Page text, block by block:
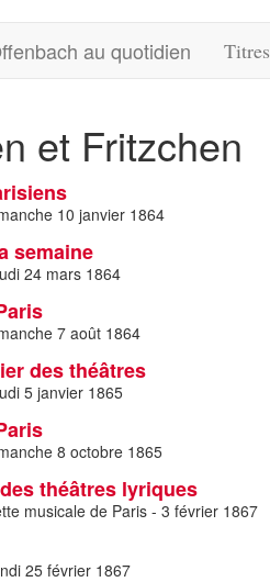
au quotidien Titres
et Fritzchen
10 janvier 1864
semaine
24 mars 1864
7 août 1864
des théâtres
5 janvier 1865
8 octobre 1865
théâtres lyriques
musicale de Paris - 3 février 1867
25 février 1867